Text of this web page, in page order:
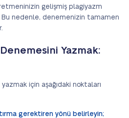
gelişmiş plagiyazm
Bu nedenle, denemenizin tamamen
Yazmak:
için aşağıdaki noktaları
gerektiren yönü belirleyin;